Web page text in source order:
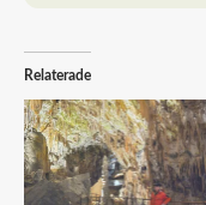
Relaterade